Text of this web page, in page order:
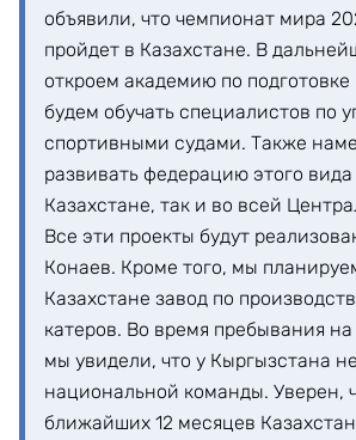
объявили, что чемпионат мира
пройдет в Казахстане. В
откроем академию по подготовке
будем обучать специалистов по
спортивными судами. Также
развивать федерацию этого вида
Казахстане, так и во всей
Все эти проекты будут
Конаев. Кроме того, мы
Казахстане завод по
катеров. Во время пребывания
мы увидели, что у Кыргызстана
национальной команды. Уверен,
ближайших 12 месяцев